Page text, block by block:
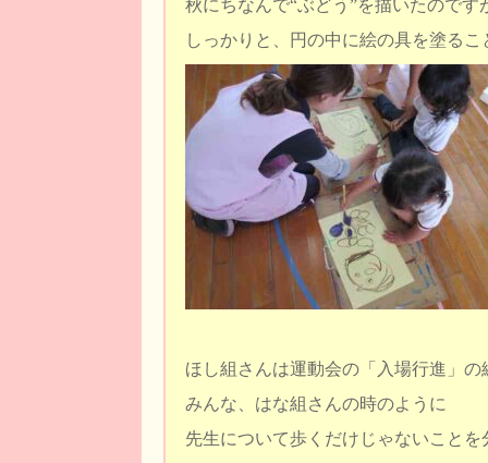
秋にちなんで“ぶどう”を描いたのです
しっかりと、円の中に絵の具を塗る
ほし組さんは運動会の「入場行進」
みんな、はな組さんの時のように
先生について歩くだけじゃないこと